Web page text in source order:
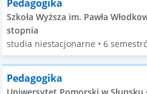
Pedagogika
Szkoła Wyższa im. Pawła
stopnia
studia niestacjonarne • 6
Pedagogika